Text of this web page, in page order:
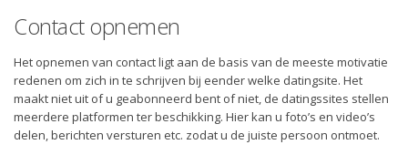
Contact opnemen
Het opnemen van contact ligt aan de basis van de meeste motivatie
redenen om zich in te schrijven bij eender welke datingsite. Het
maakt niet uit of u geabonneerd bent of niet, de datingssites stellen
meerdere platformen ter beschikking. Hier kan u foto’s en video’s
delen, berichten versturen etc. zodat u de juiste persoon ontmoet.